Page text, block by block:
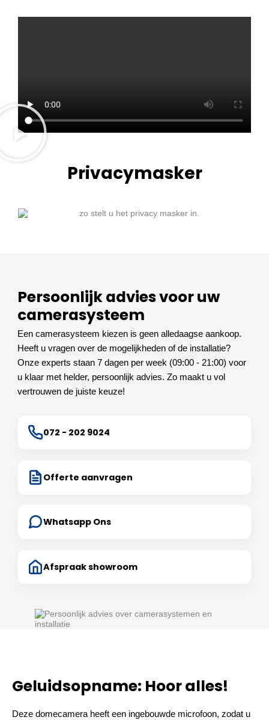
Privacymasker
Persoonlijk advies voor uw
camerasysteem
Een camerasysteem kiezen is geen alledaagse aankoop.
Heeft u vragen over de mogelijkheden of de installatie?
Onze experts staan 7 dagen per week (09:00 - 21:00) voor
u klaar met helder, persoonlijk advies. Zo maakt u vol
vertrouwen de juiste keuze!
072 - 202 9024
Offerte aanvragen
Whatsapp Ons
Afspraak showroom
Geluidsopname: Hoor alles!
Deze domecamera heeft een ingebouwde microfoon, zodat u